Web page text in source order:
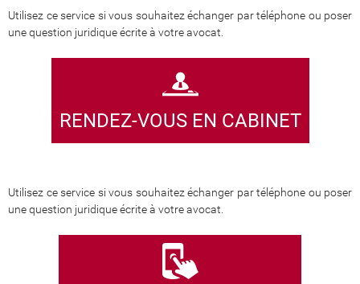
Utilisez ce service si vous souhaitez échanger par téléphone ou poser
une question juridique écrite à votre avocat.
RENDEZ-VOUS EN CABINET
Utilisez ce service si vous souhaitez échanger par téléphone ou poser
une question juridique écrite à votre avocat.